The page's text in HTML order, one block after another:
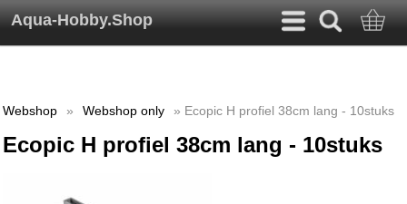
Aqua-Hobby.Shop
Webshop » Webshop only » Ecopic H profiel 38cm lang - 10stuks
Ecopic H profiel 38cm lang - 10stuks